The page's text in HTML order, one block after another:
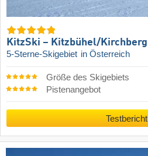
KitzSki – Kitzbühel/​Kirchberg
5-Sterne-Skigebiet in Österreich
Größe des Skigebiets
Pistenangebot
Testbericht